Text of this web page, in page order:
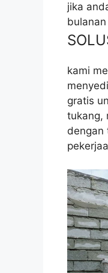
jika
kami
gratis
tukang,
dengan